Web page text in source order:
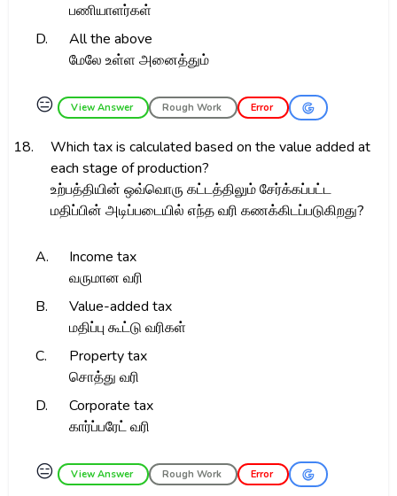
பணியாளர்கள்
D.
All the above
மேலே உள்ள அனைத்தும்
😑 View Answer Rough Work Error
18.
Which tax is calculated based on the value added at
each stage of production?
உற்பத்தியின் ஒவ்வொரு கட்டத்திலும் சேர்க்கப்பட்ட
மதிப்பின் அடிப்படையில் எந்த வரி கணக்கிடப்படுகிறது?
A.
Income tax
வருமான வரி
B.
Value-added tax
மதிப்பு கூட்டு வரிகள்
C.
Property tax
சொத்து வரி
D.
Corporate tax
கார்ப்பரேட் வரி
😑 View Answer Rough Work Error